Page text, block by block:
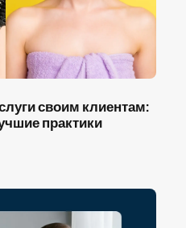
своим клиентам:
практики